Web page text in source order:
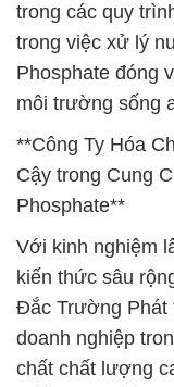
trong các quy
trong việc xử lý
Phosphate đóng
môi trường sống
**Công Ty Hóa
Cậy trong Cung
Phosphate**
Với kinh nghiệm
kiến thức sâu
Đắc Trường Phát
doanh nghiệp
chất chất lượng